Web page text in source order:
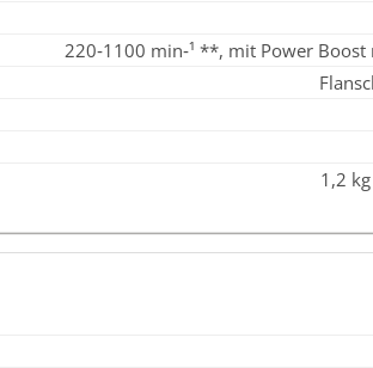
220‑1100 min‑¹ **, mit Power Boost
1,2